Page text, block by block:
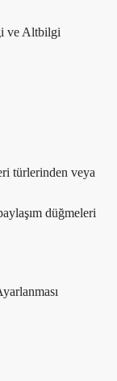
ve Altbilgi
türlerinden veya
düğmeleri